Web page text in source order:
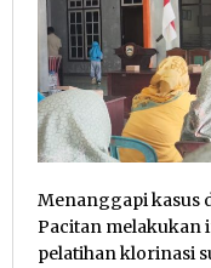
Menanggapi kasus
Pacitan melakukan
pelatihan klorinasi